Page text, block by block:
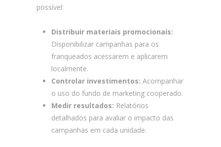
possível:
Distribuir materiais promocionais:
Disponibilizar campanhas para os
franqueados acessarem e aplicarem
localmente.
Controlar investimentos: Acompanhar
o uso do fundo de marketing cooperado.
Medir resultados: Relatórios
detalhados para avaliar o impacto das
campanhas em cada unidade.